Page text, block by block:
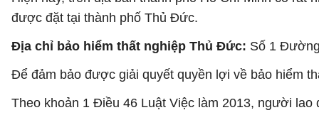
được đặt tại thành phố Thủ Đức.
Địa chỉ bảo hiểm thất nghiệp Thủ Đức: Số 1
Để đảm bảo được giải quyết quyền lợi về bảo hiểm
Theo khoản 1 Điều 46 Luật Việc làm 2013, người